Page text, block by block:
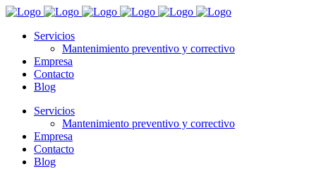
Servicios
Mantenimiento preventivo y correctivo
Empresa
Contacto
Blog
Servicios
Mantenimiento preventivo y correctivo
Empresa
Contacto
Blog